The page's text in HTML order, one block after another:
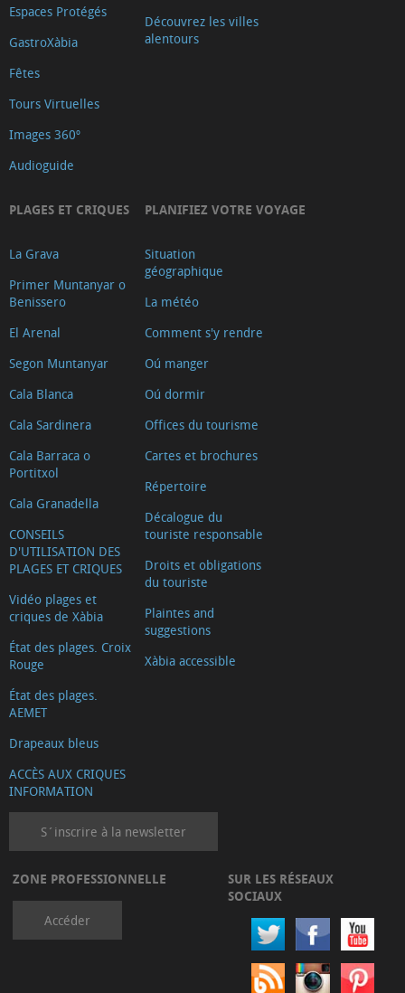
Espaces Protégés
GastroXàbia
Fêtes
Tours Virtuelles
Images 360º
Audioguide
Découvrez les villes
alentours
PLAGES ET CRIQUES
La Grava
Primer Muntanyar o
Benissero
El Arenal
Segon Muntanyar
Cala Blanca
Cala Sardinera
Cala Barraca o
Portitxol
Cala Granadella
CONSEILS
D'UTILISATION DES
PLAGES ET CRIQUES
Vidéo plages et
criques de Xàbia
État des plages. Croix
Rouge
État des plages.
AEMET
Drapeaux bleus
ACCÈS AUX CRIQUES
INFORMATION
PLANIFIEZ VOTRE VOYAGE
Situation
géographique
La météo
Comment s'y rendre
Oú manger
Oú dormir
Offices du tourisme
Cartes et brochures
Répertoire
Décalogue du
touriste responsable
Droits et obligations
du touriste
Plaintes and
suggestions
Xàbia accessible
S´inscrire à la newsletter
ZONE PROFESSIONNELLE
Accéder
SUR LES RÉSEAUX
SOCIAUX